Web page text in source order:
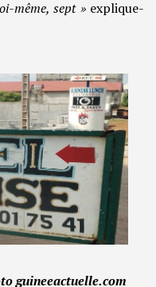
même, sept »explique-
guineeactuelle.com